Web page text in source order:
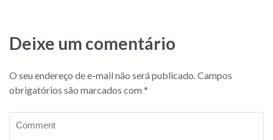
Deixe um comentário
O seu endereço de e-mail não será publicado.Campos
obrigatórios são marcados com *